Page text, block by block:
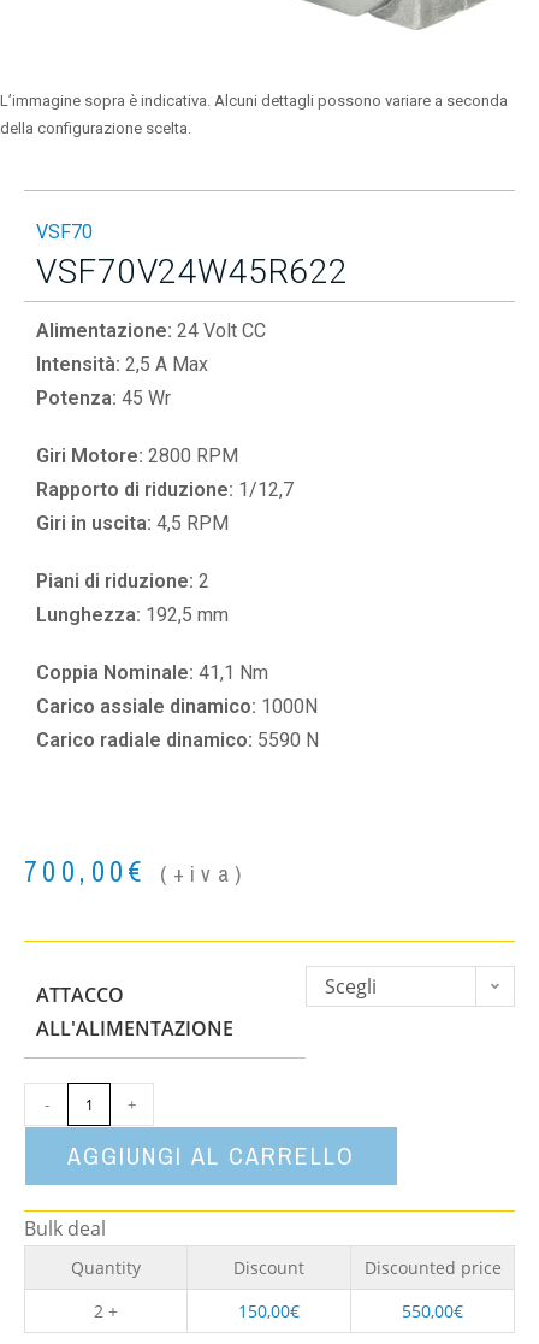
L’immagine sopra è indicativa. Alcuni dettagli possono variare a seconda
della configurazione scelta.
VSF70
VSF70V24W45R622
Alimentazione: 24 Volt CC
Intensità: 2,5 A Max
Potenza: 45 Wr
Giri Motore: 2800 RPM
Rapporto di riduzione: 1/12,7
Giri in uscita: 4,5 RPM
Piani di riduzione: 2
Lunghezza: 192,5 mm
Coppia Nominale: 41,1 Nm
Carico assiale dinamico: 1000N
Carico radiale dinamico: 5590 N
700,00€ (+iva)
ATTACCO
ALL'ALIMENTAZIONE
Scegli
- +
AGGIUNGI AL CARRELLO
Bulk deal
Quantity Discount
Discounted price
2 +
150,00€ 550,00€